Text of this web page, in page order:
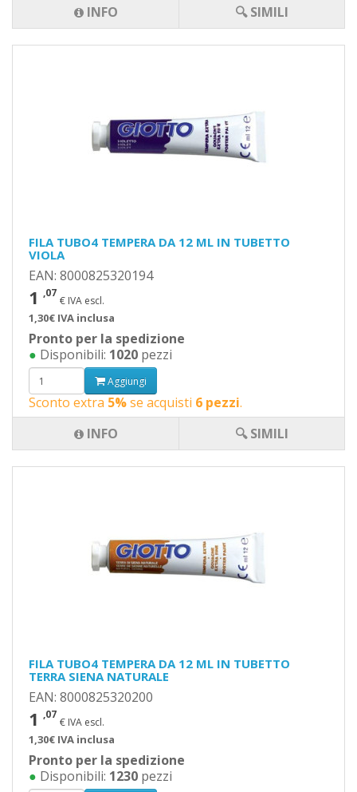
INFO 🔍 SIMILI
FILA TUBO4 TEMPERA DA 12 ML IN TUBETTO
VIOLA
EAN: 8000825320194
1 ,07
€ IVA escl.
1,30€ IVA inclusa
Pronto per la spedizione
● Disponibili: 1020 pezzi
Aggiungi
Sconto extra 5%se acquisti 6 pezzi.
INFO
🔍 SIMILI
FILA TUBO4 TEMPERA DA 12 ML IN TUBETTO
TERRA SIENA NATURALE
EAN: 8000825320200
1 ,07
€ IVA escl.
1,30€ IVA inclusa
Pronto per la spedizione
● Disponibili: 1230 pezzi